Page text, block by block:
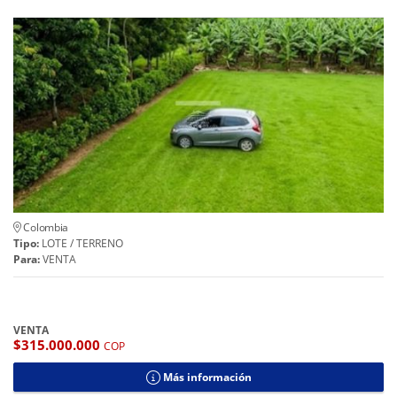
Colombia
Tipo: LOTE / TERRENO
Para:VENTA
VENTA
$315.000.000 COP
Más información